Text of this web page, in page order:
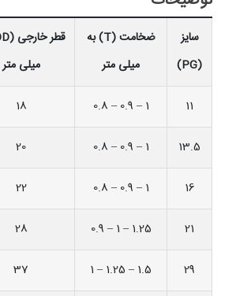
سایز
(PG)
ضخامت (T) به
میلی متر
میلی متر
11
0.8 – 0.9 – 1
18
13.5
0.8 – 0.9 – 1
20
16
0.8 – 0.9 – 1
22
21
0.9 – 1 – 1.25
28
29
1 – 1.25 – 1.5
37